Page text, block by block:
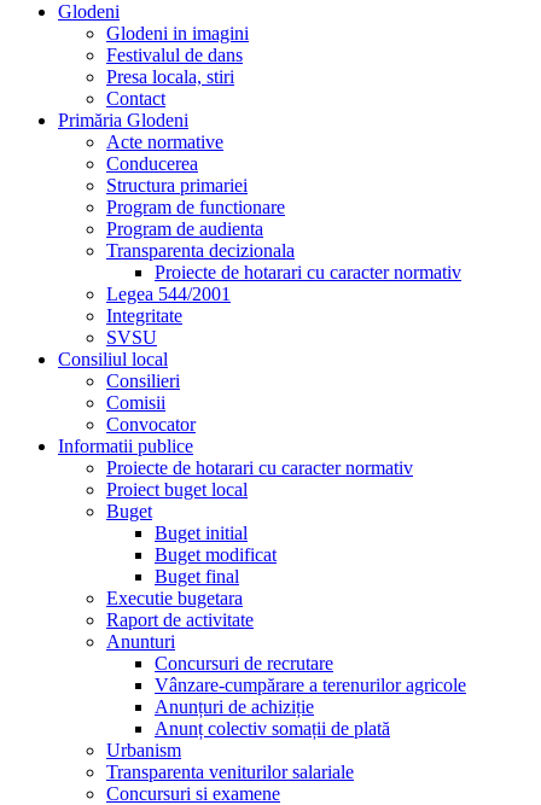
Glodeni
Glodeni in imagini
Festivalul de dans
Presa locala, stiri
Contact
Primăria Glodeni
Acte normative
Conducerea
Structura primariei
Program de functionare
Program de audienta
Transparenta decizionala
Proiecte de hotarari cu caracter normativ
Legea 544/2001
Integritate
SVSU
Consiliul local
Consilieri
Comisii
Convocator
Informatii publice
Proiecte de hotarari cu caracter normativ
Proiect buget local
Buget
Buget initial
Buget modificat
Buget final
Executie bugetara
Raport de activitate
Anunturi
Concursuri de recrutare
Vânzare-cumpărare a terenurilor agricole
Anunțuri de achiziție
Anunț colectiv somații de plată
Urbanism
Transparenta veniturilor salariale
Concursuri si examene